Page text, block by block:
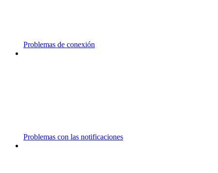
Problemas de conexión
Problemas con las notificaciones